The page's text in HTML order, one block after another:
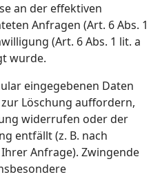
an der effektiven
Anfragen (Art. 6 Abs. 1
(Art. 6 Abs. 1 lit. a
wurde.
eingegebenen Daten
Löschung auffordern,
widerrufen oder der
entfällt (z. B. nach
Anfrage). Zwingende